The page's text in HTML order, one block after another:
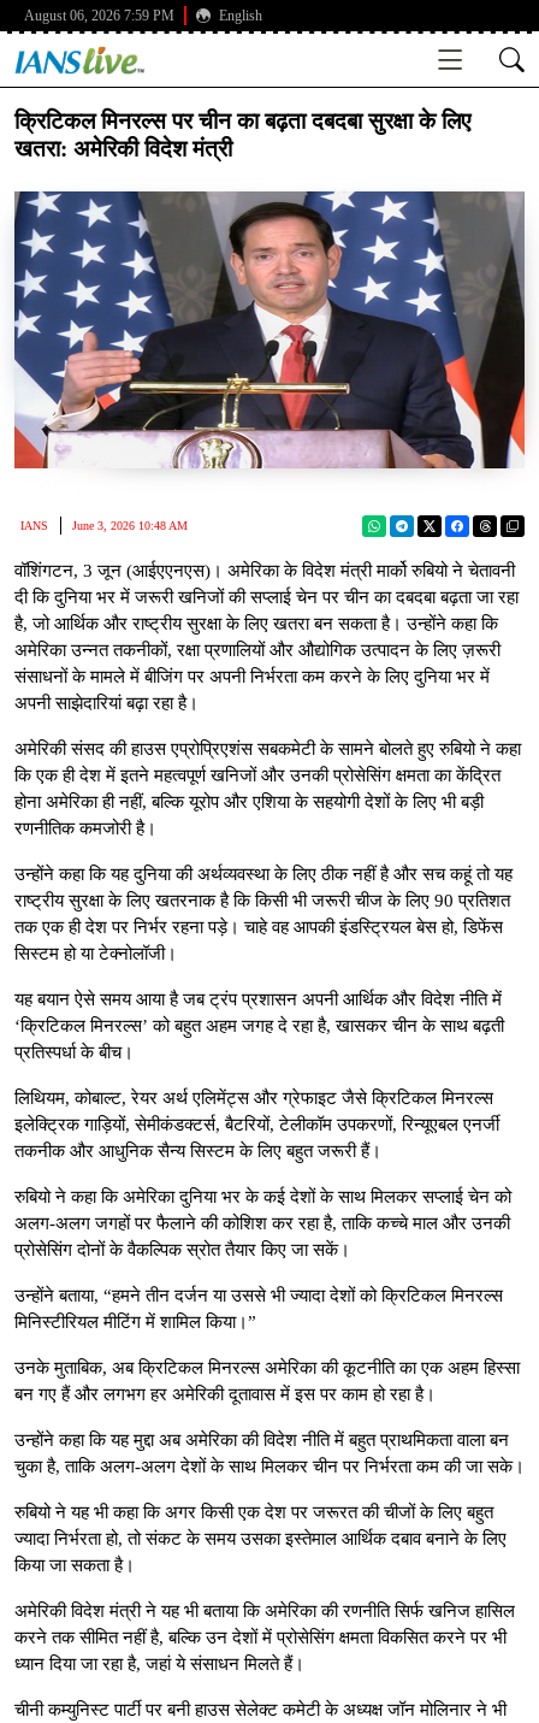
August 06, 2026 7:59 PM English
क्रिटिकल मिनरल्स पर चीन का बढ़ता दबदबा सुरक्षा के लिए
खतरा: अमेरिकी विदेश मंत्री
IANS June 3, 2026 10:48 AM
वॉशिंगटन, 3 जून (आईएएनएस)। अमेरिका के विदेश मंत्री मार्को रुबियो ने चेतावनी
दी कि दुनिया भर में जरूरी खनिजों की सप्लाई चेन पर चीन का दबदबा बढ़ता जा रहा
है, जो आर्थिक और राष्ट्रीय सुरक्षा के लिए खतरा बन सकता है। उन्होंने कहा कि
अमेरिका उन्नत तकनीकों, रक्षा प्रणालियों और औद्योगिक उत्पादन के लिए ज़रूरी
संसाधनों के मामले में बीजिंग पर अपनी निर्भरता कम करने के लिए दुनिया भर में
अपनी साझेदारियां बढ़ा रहा है।
अमेरिकी संसद की हाउस एप्रोप्रिएशंस सबकमेटी के सामने बोलते हुए रुबियो ने कहा
कि एक ही देश में इतने महत्वपूर्ण खनिजों और उनकी प्रोसेसिंग क्षमता का केंद्रित
होना अमेरिका ही नहीं, बल्कि यूरोप और एशिया के सहयोगी देशों के लिए भी बड़ी
रणनीतिक कमजोरी है।
उन्होंने कहा क‍ि यह दुनिया की अर्थव्यवस्था के लिए ठीक नहीं है और सच कहूं तो यह
राष्ट्रीय सुरक्षा के लिए खतरनाक है कि किसी भी जरूरी चीज के लिए 90 प्रतिशत
तक एक ही देश पर निर्भर रहना पड़े। चाहे वह आपकी इंडस्ट्रियल बेस हो, डिफेंस
सिस्टम हो या टेक्नोलॉजी।
यह बयान ऐसे समय आया है जब ट्रंप प्रशासन अपनी आर्थिक और विदेश नीति में
‘क्रिटिकल मिनरल्स’ को बहुत अहम जगह दे रहा है, खासकर चीन के साथ बढ़ती
प्रतिस्पर्धा के बीच।
लिथियम, कोबाल्ट, रेयर अर्थ एलिमेंट्स और ग्रेफाइट जैसे क्रिटिकल मिनरल्स
इलेक्ट्रिक गाड़ियों, सेमीकंडक्टर्स, बैटरियों, टेलीकॉम उपकरणों, रिन्यूएबल एनर्जी
तकनीक और आधुनिक सैन्य सिस्टम के लिए बहुत जरूरी हैं।
रुबियो ने कहा कि अमेरिका दुनिया भर के कई देशों के साथ मिलकर सप्लाई चेन को
अलग-अलग जगहों पर फैलाने की कोशिश कर रहा है, ताकि कच्चे माल और उनकी
प्रोसेसिंग दोनों के वैकल्पिक स्रोत तैयार किए जा सकें।
उन्होंने बताया, “हमने तीन दर्जन या उससे भी ज्यादा देशों को क्रिटिकल मिनरल्स
मिनिस्टीरियल मीटिंग में शामिल किया।”
उनके मुताबिक, अब क्रिटिकल मिनरल्स अमेरिका की कूटनीति का एक अहम हिस्सा
बन गए हैं और लगभग हर अमेरिकी दूतावास में इस पर काम हो रहा है।
उन्होंने कहा कि यह मुद्दा अब अमेरिका की विदेश नीति में बहुत प्राथमिकता वाला बन
चुका है, ताकि अलग-अलग देशों के साथ मिलकर चीन पर निर्भरता कम की जा सके।
रुबियो ने यह भी कहा कि अगर किसी एक देश पर जरूरत की चीजों के लिए बहुत
ज्यादा निर्भरता हो, तो संकट के समय उसका इस्तेमाल आर्थिक दबाव बनाने के लिए
किया जा सकता है।
अमेरिकी विदेश मंत्री ने यह भी बताया कि अमेरिका की रणनीति सिर्फ खनिज हासिल
करने तक सीमित नहीं है, बल्कि उन देशों में प्रोसेसिंग क्षमता विकसित करने पर भी
ध्यान दिया जा रहा है, जहां ये संसाधन मिलते हैं।
चीनी कम्युनिस्ट पार्टी पर बनी हाउस सेलेक्ट कमेटी के अध्यक्ष जॉन मोलिनार ने भी